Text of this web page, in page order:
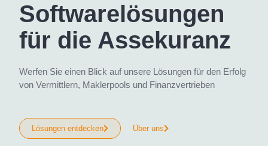
Software­lösungen
für die Assekuranz
Werfen Sie einen Blick auf unsere Lösungen für den Erfolg
von Vermittlern, Maklerpools und Finanzvertrieben
Lösungen entdecken Über uns